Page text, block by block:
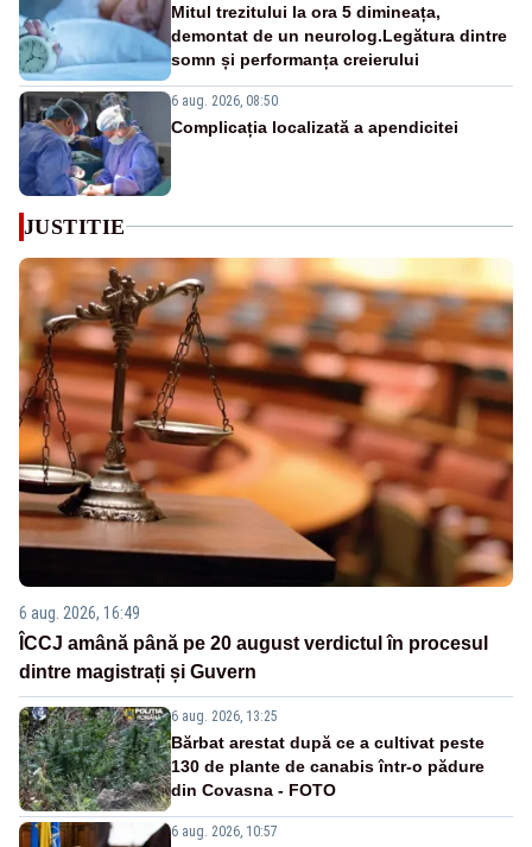
Mitul trezitului la ora 5 dimineața,
demontat de un neurolog.Legătura dintre
somn și performanța creierului
6 aug. 2026, 08:50
Complicația localizată a apendicitei
JUSTITIE
6 aug. 2026, 16:49
ÎCCJ amână până pe 20 august verdictul în procesul
dintre magistrați și Guvern
6 aug. 2026, 13:25
Bărbat arestat după ce a cultivat peste
130 de plante de canabis într-o pădure
din Covasna - FOTO
6 aug. 2026, 10:57